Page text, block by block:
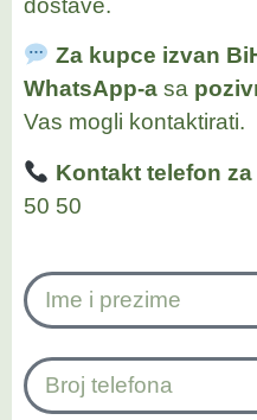
dostave.
Za kupce izvan
WhatsApp-a sa
Vas mogli kontaktirati.
Kontakt telefon
50 50